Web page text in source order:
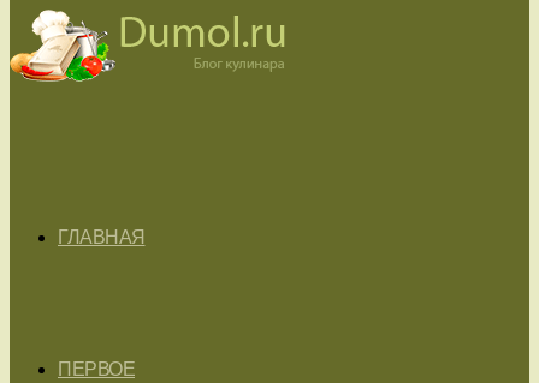
ГЛАВНАЯ
ПЕРВОЕ